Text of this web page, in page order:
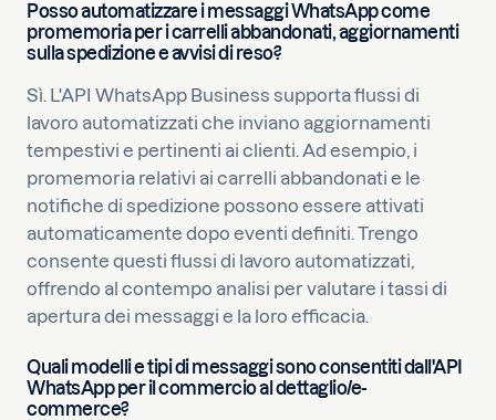
Posso automatizzare i messaggi WhatsApp come
promemoria per i carrelli abbandonati, aggiornamenti
sulla spedizione e avvisi di reso?
Sì. L'API WhatsApp Business supporta flussi di
lavoro automatizzati che inviano aggiornamenti
tempestivi e pertinenti ai clienti. Ad esempio, i
promemoria relativi ai carrelli abbandonati e le
notifiche di spedizione possono essere attivati
automaticamente dopo eventi definiti. Trengo
consente questi flussi di lavoro automatizzati,
offrendo al contempo analisi per valutare i tassi di
apertura dei messaggi e la loro efficacia.
Quali modelli e tipi di messaggi sono consentiti dall'API
WhatsApp per il commercio al dettaglio/e-
commerce?